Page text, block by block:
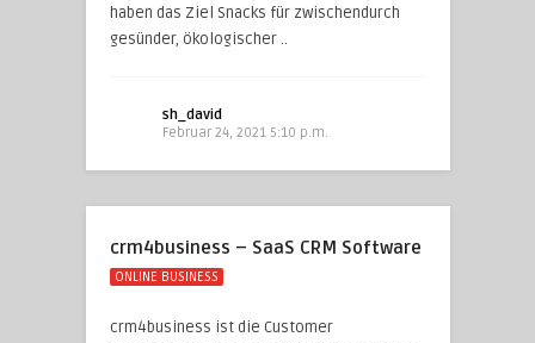
haben das Ziel Snacks für zwischendurch
gesünder, ökologischer ..
sh_david
Februar 24, 2021 5:10 p.m.
crm4business – SaaS CRM Software
ONLINE BUSINESS
crm4business ist die Customer